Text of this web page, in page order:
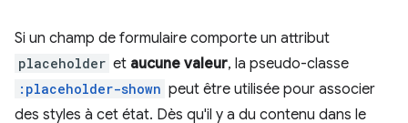
Si un champ de formulaire comporte un attribut
placeholder et aucune valeur, la pseudo-classe
:placeholder-shown peut être utilisée pour associer
des styles à cet état. Dès qu'il y a du contenu dans le